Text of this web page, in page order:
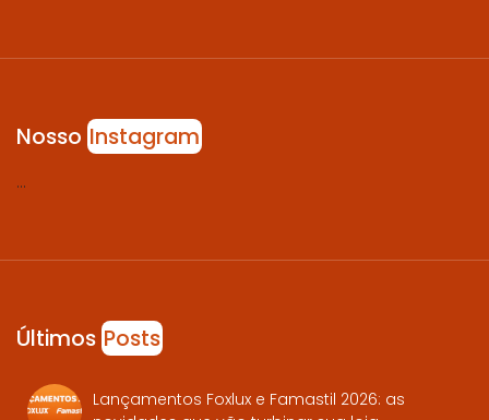
Nosso Instagram
…
Últimos Posts
Lançamentos Foxlux e Famastil 2026: as